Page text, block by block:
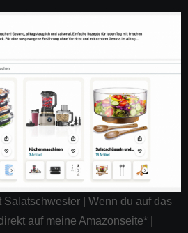
Salatschwester | Wenn du auf das
auf meine Amazonseite* |